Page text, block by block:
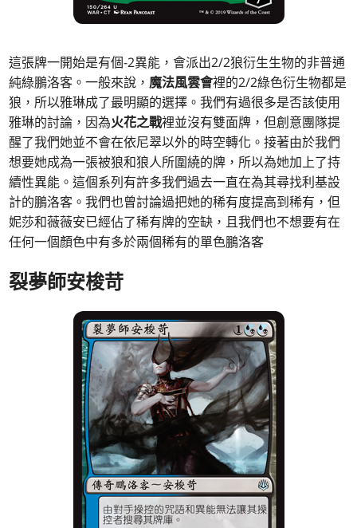
這張牌一開始是有個-2異能，會派出2/2狼衍生生物的非普通
純綠鵬洛客。一般來說， 魔法風雲會裡的2/2綠色衍生物都是
狼，所以雅琳成了最明顯的選擇。我們有過很多是否該使用
雅琳的討論，因為火花之戰裡並沒有雙面牌，但創意團隊提
醒了我們她並不會在依尼翠以外的時空轉化。接著由於我們
想要她成為一張被狼和狼人所圍繞的牌，所以為她加上了持
續性異能。這個系列有許多我們過去一直在為其尋找利基設
計的鵬洛客。我們也曾討論過把她的稀有度提高到稀有，但
妮莎和薇薇安已經佔了稀有牌的空缺，且我們也不想要有在
任何一個顏色中有多於兩個稀有的單色鵬洛客
裂夢師安梭苛